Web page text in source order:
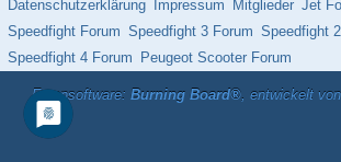
Datenschutzerklärung Impressum Mitglieder Jet
Speedfight Forum Speedfight 3 Forum Speedfight
Speedfight 4 Forum
Peugeot Scooter Forum
Forensoftware: Burning Board®, entwickelt von